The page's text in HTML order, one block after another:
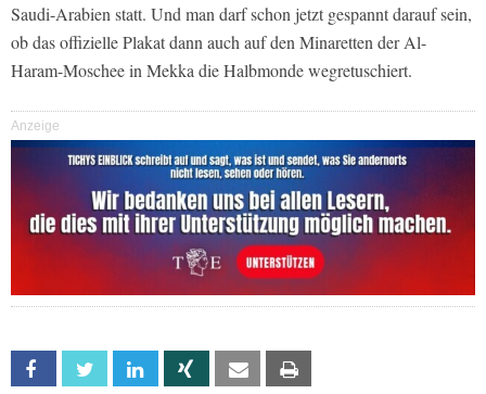
Saudi-Arabien statt. Und man darf schon jetzt gespannt darauf sein,
ob das offizielle Plakat dann auch auf den Minaretten der Al-
Haram-Moschee in Mekka die Halbmonde wegretuschiert.
Anzeige
Facebook Twitter Linkedin Xing Email